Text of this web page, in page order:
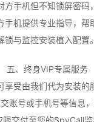
方手机但不知锁屏密码
手机提供专业指导，帮
锁与监控安装植入配置。
五、终身VIP专属服务
享受由我们代为安装的
账号或手机号等信息